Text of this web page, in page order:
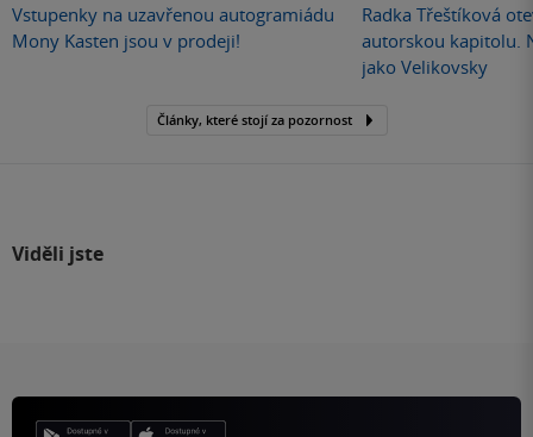
Vstupenky na uzavřenou autogramiádu
Mony Kasten jsou v prodeji!
Radka Třeštíková
autorskou kapitolu.
jako Velikovsky
Články, které stojí za pozornost
Viděli jste